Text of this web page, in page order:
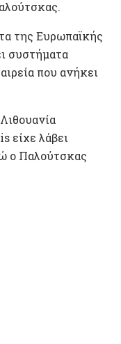
της Ευρωπαϊκής
συστήματα
που ανήκει
είχε λάβει
ο Παλούτσκας